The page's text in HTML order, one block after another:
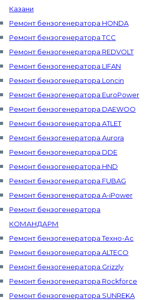
Казани
Ремонт бензогенератора HONDA
Ремонт бензогенератора ТСС
Ремонт бензогенератора REDVOLT
Ремонт бензогенератора LIFAN
Ремонт бензогенератора Loncin
Ремонт бензогенератора EuroPower
Ремонт бензогенератора DAEWOO
Ремонт бензогенератора ATLET
Ремонт бензогенератора Aurora
Ремонт бензогенератора DDE
Ремонт бензогенератора HND
Ремонт бензогенератора FUBAG
Ремонт бензогенератора A-iPower
Ремонт бензогенератора
КОМАНДАРМ
Ремонт бензогенератора Техно-Ас
Ремонт бензогенератора ALTECO
Ремонт бензогенератора Grizzly
Ремонт бензогенератора Rockforce
Ремонт бензогенератора SUNREKA